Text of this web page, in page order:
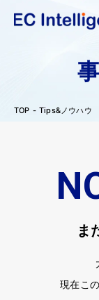
TOP Tips&ノウハウ
ま
現在こ